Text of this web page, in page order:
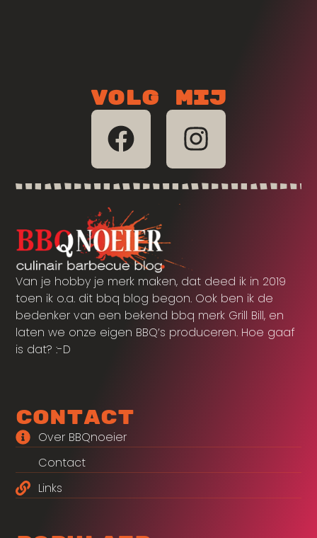
Volg mij
Van je hobby je merk maken, dat deed ik in 2019
toen ik o.a. dit bbq blog begon. Ook ben ik de
bedenker van een bekend bbq merk Grill Bill, en
laten we onze eigen BBQ’s produceren. Hoe gaaf
is dat? :-D
Contact
Over BBQnoeier
Contact
Links